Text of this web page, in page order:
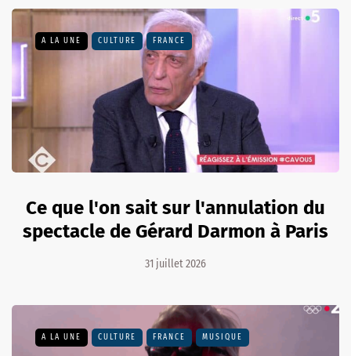
A LA UNE CULTURE FRANCE
Ce que l'on sait sur l'annulation du
spectacle de Gérard Darmon à Paris
31 juillet 2026
A LA UNE CULTURE FRANCE MUSIQUE